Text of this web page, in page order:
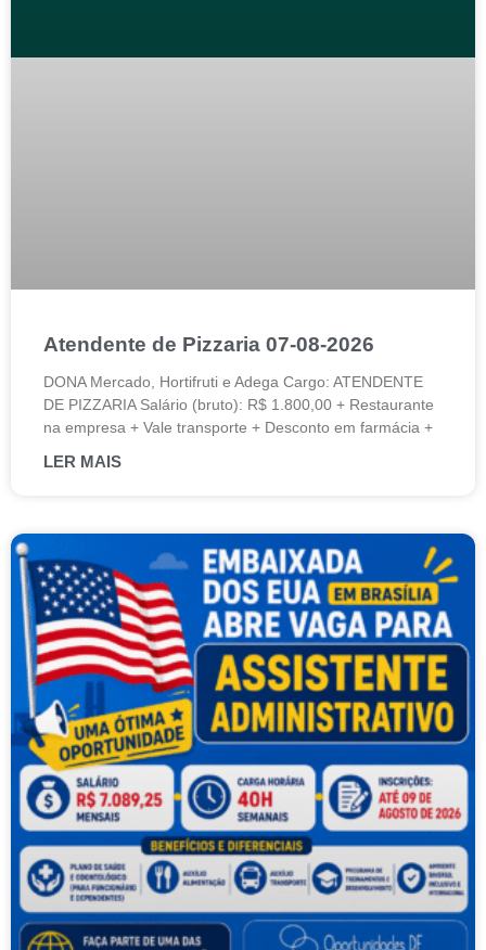
Atendente de Pizzaria 07-08-2026
DONA Mercado, Hortifruti e Adega Cargo: ATENDENTE
DE PIZZARIA Salário (bruto): R$ 1.800,00 + Restaurante
na empresa + Vale transporte + Desconto em farmácia +
LER MAIS